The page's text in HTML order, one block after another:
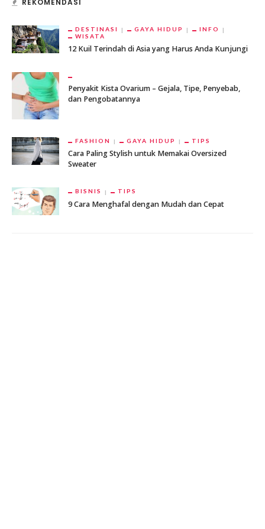
DESTINASI GAYA HIDUP
INFO
WISATA
12 Kuil Terindah di Asia yang Harus Anda Kunjungi
Penyakit Kista Ovarium – Gejala, Tipe, Penyebab,
dan Pengobatannya
FASHION GAYA HIDUP TIPS
Cara Paling Stylish untuk Memakai Oversized
Sweater
BISNIS TIPS
9 Cara Menghafal dengan Mudah dan Cepat